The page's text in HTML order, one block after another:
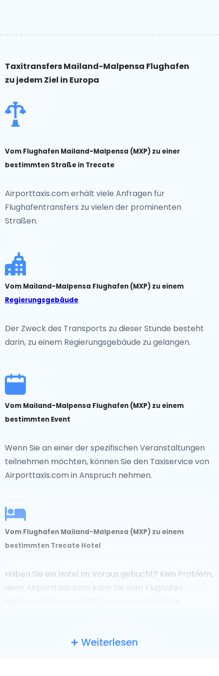
Taxitransfers Mailand-Malpensa Flughafen
zu jedem Ziel in Europa
Vom Flughafen Mailand-Malpensa (MXP) zu einer
bestimmten Straße in Trecate
Airporttaxis.com erhält viele Anfragen für
Flughafentransfers zu vielen der prominenten
Straßen.
Vom Mailand-Malpensa Flughafen (MXP) zu einem
Regierungsgebäude
Der Zweck des Transports zu dieser Stunde besteht
darin, zu einem Regierungsgebäude zu gelangen.
Vom Mailand-Malpensa Flughafen (MXP) zu einem
bestimmten Event
Wenn Sie an einer der spezifischen Veranstaltungen
teilnehmen möchten, können Sie den Taxiservice von
Airporttaxis.com in Anspruch nehmen.
Vom Flughafen Mailand-Malpensa (MXP) zu einem
bestimmten Trecate Hotel
Haben Sie ein Hotel im Voraus gebucht? Kein Problem,
denn Airporttaxis.com kann Sie vom Flughafen
Weiterlesen